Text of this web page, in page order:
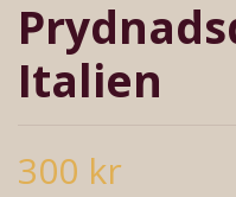
Italien
300 kr